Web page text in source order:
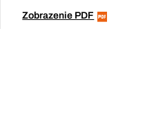
Zobrazenie PDF